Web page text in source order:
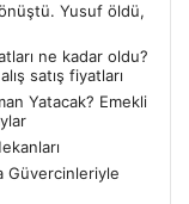
Yusuf öldü,
ne kadar oldu?
satış fiyatları
Yatacak? Emekli
Güvercinleriyle